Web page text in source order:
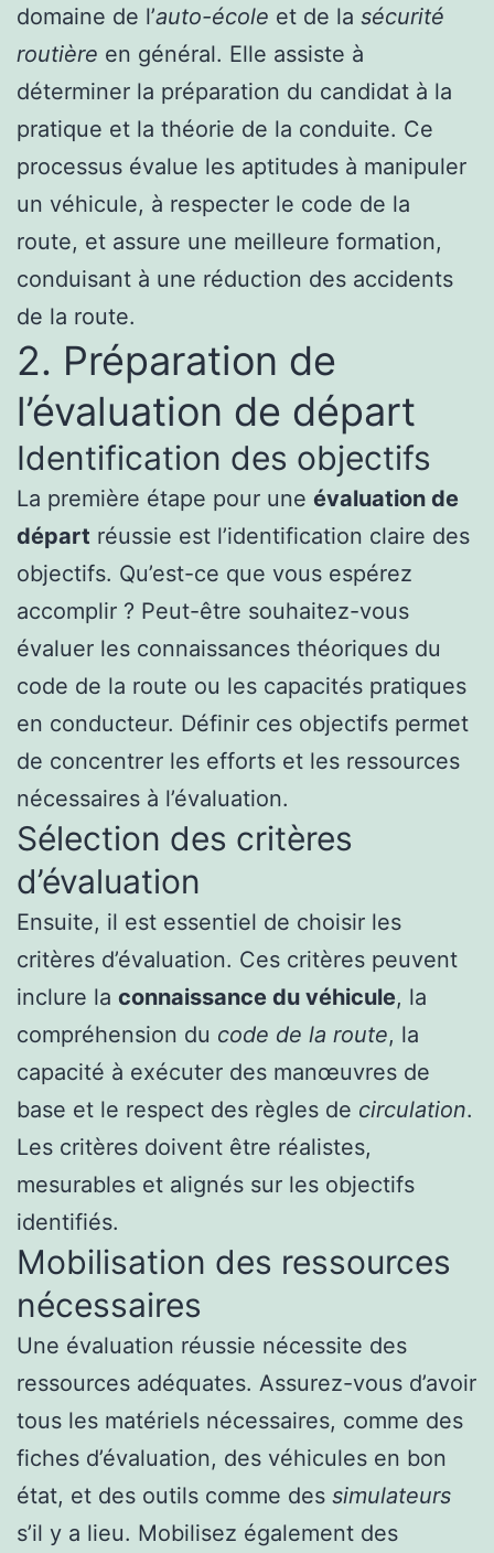
domaine de l’auto-école et de la sécurité
routière en général. Elle assiste à
déterminer la préparation du candidat à la
pratique et la théorie de la conduite. Ce
processus évalue les aptitudes à manipuler
un véhicule, à respecter le code de la
route, et assure une meilleure formation,
conduisant à une réduction des accidents
de la route.
2. Préparation de
l’évaluation de départ
Identification des objectifs
La première étape pour une évaluation de
départ réussie est l’identification claire des
objectifs. Qu’est-ce que vous espérez
accomplir ? Peut-être souhaitez-vous
évaluer les connaissances théoriques du
code de la route ou les capacités pratiques
en conducteur. Définir ces objectifs permet
de concentrer les efforts et les ressources
nécessaires à l’évaluation.
Sélection des critères
d’évaluation
Ensuite, il est essentiel de choisir les
critères d’évaluation. Ces critères peuvent
inclure la connaissance du véhicule, la
compréhension du code de la route, la
capacité à exécuter des manœuvres de
base et le respect des règles de circulation.
Les critères doivent être réalistes,
mesurables et alignés sur les objectifs
identifiés.
Mobilisation des ressources
nécessaires
Une évaluation réussie nécessite des
ressources adéquates. Assurez-vous d’avoir
tous les matériels nécessaires, comme des
fiches d’évaluation, des véhicules en bon
état, et des outils comme des simulateurs
s’il y a lieu. Mobilisez également des